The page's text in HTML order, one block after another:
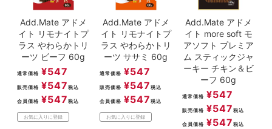
Add.Mate アドメ
イト リモナイトプ
ラス やわらかトリ
ーツ ビーフ 60g
通常価格 ¥547
販売価格 ¥547 税込
会員価格 ¥547 税込
お気に入りに登録
Add.Mate アドメ
イト リモナイトプ
ラス やわらかトリ
ーツ ササミ 60g
通常価格 ¥547
販売価格 ¥547 税込
会員価格 ¥547 税込
お気に入りに登録
Add.Mate アドメ
イト more soft モ
アソフト プレミア
ム スティックジャ
ーキー チキン＆ビ
ーフ 60g
通常価格 ¥547
販売価格 ¥547 税込
会員価格 ¥547 税込